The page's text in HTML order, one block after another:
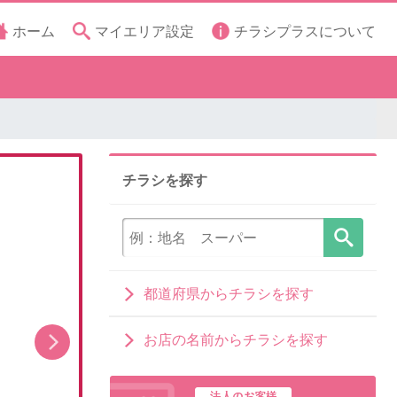
ホーム マイエリア設定 チラシプラスについて
08月01日(土)~08月14日(金)
チラシを探す
都道府県からチラシを探す
お店の名前からチラシを探す